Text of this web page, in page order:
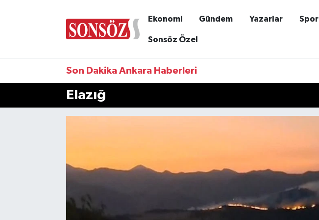
Ekonomi Gündem Yazarlar Spor
Sonsöz Özel
Son Dakika Ankara Haberleri
Elazığ